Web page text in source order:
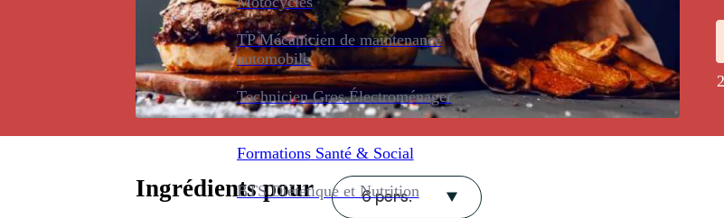
TP Mécanicien de maintenance
automobile
Technicien Gros Électroménager
Formations Santé & Social
BTS Diététique et Nutrition
Ingrédients pour 6 pers.